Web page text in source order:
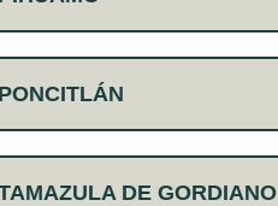
DE GORDIANO